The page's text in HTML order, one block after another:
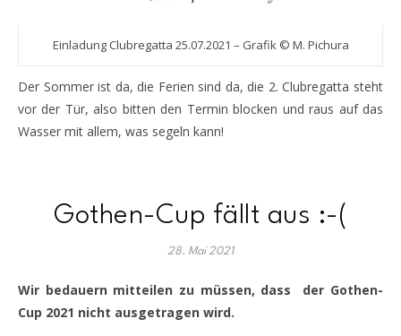
Einladung Clubregatta 25.07.2021 – Grafik © M. Pichura
Der Sommer ist da, die Ferien sind da, die 2. Clubregatta steht
vor der Tür, also bitten den Termin blocken und raus auf das
Wasser mit allem, was segeln kann!
Gothen-Cup fällt aus :-(
28. Mai 2021
Wir bedauern mitteilen zu müssen, dass der Gothen-
Cup 2021 nicht ausgetragen wird.